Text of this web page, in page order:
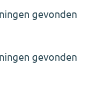
gevonden
gevonden